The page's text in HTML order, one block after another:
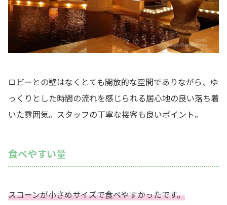
ロビーとの壁はなくとても開放的な空間でありながら、ゆ
っくりとした時間の流れを感じられる居心地の良い落ち着
いた雰囲気。スタッフの丁寧な接客も良いポイント。
食べやすい量
スコーンが小さめサイズで食べやすかったです。